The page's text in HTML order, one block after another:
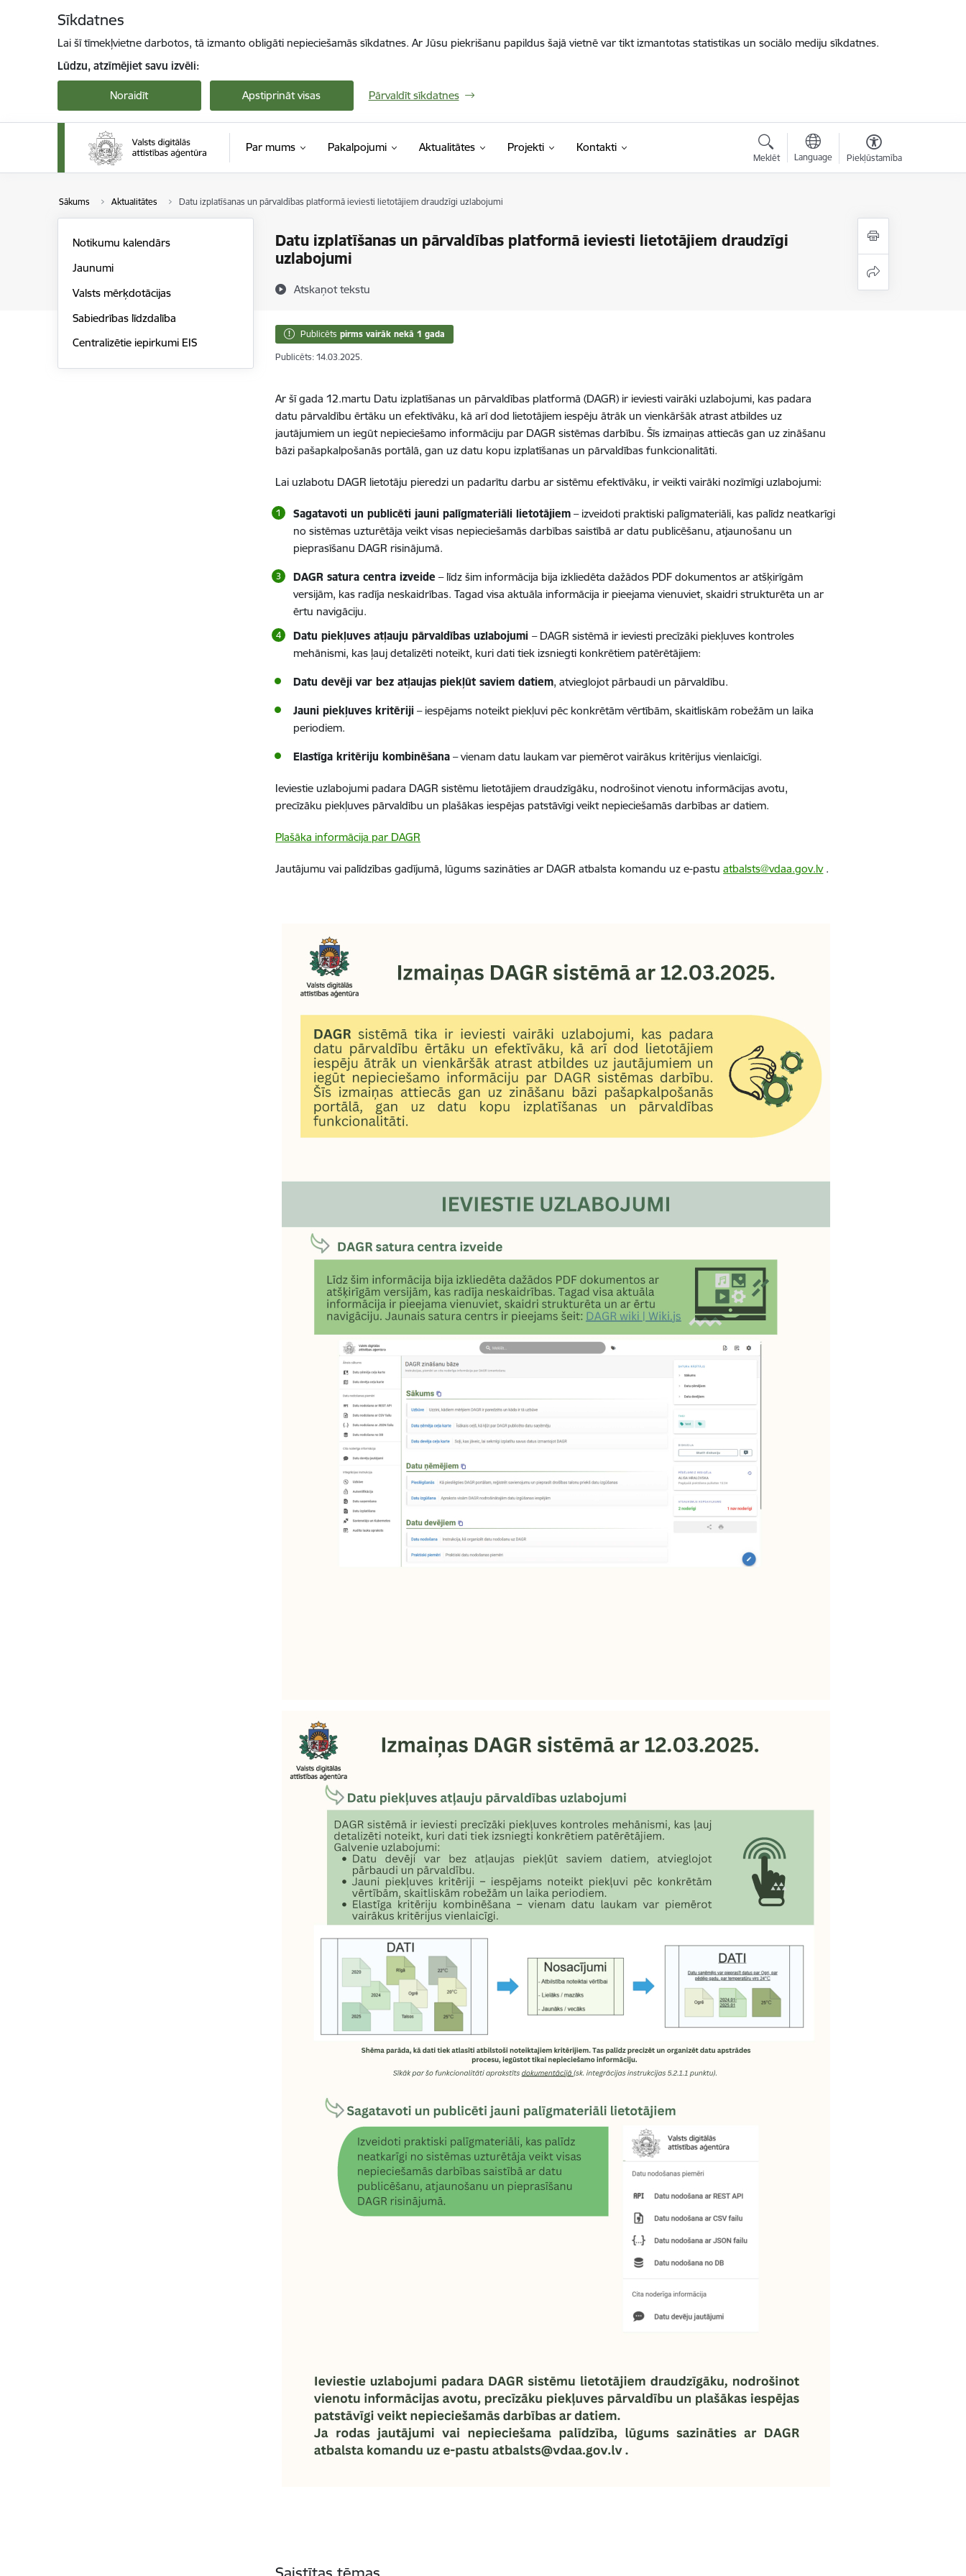
Sīkdatnes
Lai šī tīmekļvietne darbotos, tā izmanto obligāti nepieciešamās sīkdatnes. Ar Jūsu piekrišanu papildus šajā vietnē var tikt izmantotas statistikas un sociālo mediju sīkdatnes.
Lūdzu, atzīmējiet savu izvēli:
Noraidīt Apstiprināt visas Pārvaldīt sīkdatnes
Par mums Pakalpojumi Aktualitātes Projekti Kontakti
Meklēt Language Piekļūstamība
Sākums Aktualitātes Datu izplatīšanas un pārvaldības platformā ieviesti lietotājiem draudzīgi uzlabojumi
Datu izplatīšanas un pārvaldības platformā ieviesti lietotājiem draudzīgi
uzlabojumi
Atskaņot tekstu
Notikumu kalendārs
Jaunumi
Valsts mērķdotācijas
Sabiedrības līdzdalība
Centralizētie iepirkumi EIS
Publicēts pirms vairāk nekā 1 gada
Publicēts: 14.03.2025.
Ar šī gada 12.martu Datu izplatīšanas un pārvaldības platformā (DAGR) ir ieviesti vairāki uzlabojumi, kas padara
datu pārvaldību ērtāku un efektīvāku, kā arī dod lietotājiem iespēju ātrāk un vienkāršāk atrast atbildes uz
jautājumiem un iegūt nepieciešamo informāciju par DAGR sistēmas darbību. Šīs izmaiņas attiecās gan uz zināšanu
bāzi pašapkalpošanās portālā, gan uz datu kopu izplatīšanas un pārvaldības funkcionalitāti.
Lai uzlabotu DAGR lietotāju pieredzi un padarītu darbu ar sistēmu efektīvāku, ir veikti vairāki nozīmīgi uzlabojumi:
Sagatavoti un publicēti jauni palīgmateriāli lietotājiem – izveidoti praktiski palīgmateriāli, kas palīdz neatkarīgi
no sistēmas uzturētāja veikt visas nepieciešamās darbības saistībā ar datu publicēšanu, atjaunošanu un
pieprasīšanu DAGR risinājumā.
DAGR satura centra izveide – līdz šim informācija bija izkliedēta dažādos PDF dokumentos ar atšķirīgām
versijām, kas radīja neskaidrības. Tagad visa aktuāla informācija ir pieejama vienuviet, skaidri strukturēta un ar
ērtu navigāciju.
Datu piekļuves atļauju pārvaldības uzlabojumi– DAGR sistēmā ir ieviesti precīzāki piekļuves kontroles
mehānismi, kas ļauj detalizēti noteikt, kuri dati tiek izsniegti konkrētiem patērētājiem:
Datu devēji var bez atļaujas piekļūt saviem datiem, atvieglojot pārbaudi un pārvaldību.
Jauni piekļuves kritēriji – iespējams noteikt piekļuvi pēc konkrētām vērtībām, skaitliskām robežām un laika
periodiem.
Elastīga kritēriju kombinēšana – vienam datu laukam var piemērot vairākus kritērijus vienlaicīgi.
Ieviestie uzlabojumi padara DAGR sistēmu lietotājiem draudzīgāku, nodrošinot vienotu informācijas avotu,
precīzāku piekļuves pārvaldību un plašākas iespējas patstāvīgi veikt nepieciešamās darbības ar datiem.
Plašāka informācija par DAGR
Jautājumu vai palīdzības gadījumā, lūgums sazināties ar DAGR atbalsta komandu uz e-pastuatbalsts@vdaa.gov.lv.